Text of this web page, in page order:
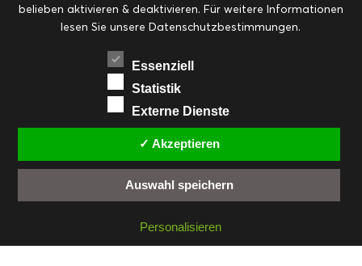
Eingemachtes Ohne Kategorie Ostern Resteküche
RezepteSaisonalSliderStartseite
Suppen, Salate & Vorspeisen
Vorspeisen, Salate & Suppen
Weihnachten Workshops & Events
FACEBOOK PINTEREST
EMAIL
INSTAGRAM
© cookiteasy.at by Simone Kemptner | powered byECKER Digital IT Solutions
belieben aktivieren & deaktivieren. Für weitere Informationen
lesen Sie unsere Datenschutzbestimmungen.
Essenziell
Statistik
Externe Dienste
✓ Akzeptieren
Auswahl speichern
Personalisieren